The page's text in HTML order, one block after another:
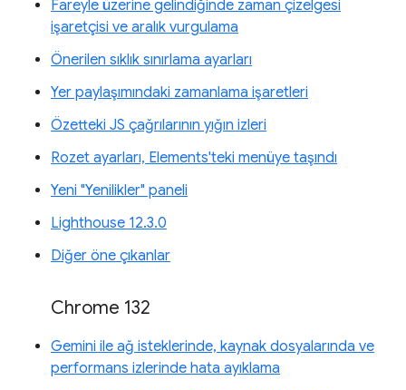
Fareyle üzerine gelindiğinde zaman çizelgesi
işaretçisi ve aralık vurgulama
Önerilen sıklık sınırlama ayarları
Yer paylaşımındaki zamanlama işaretleri
Özetteki JS çağrılarının yığın izleri
Rozet ayarları, Elements'teki menüye taşındı
Yeni "Yenilikler" paneli
Lighthouse 12.3.0
Diğer öne çıkanlar
Chrome 132
Gemini ile ağ isteklerinde, kaynak dosyalarında ve
performans izlerinde hata ayıklama